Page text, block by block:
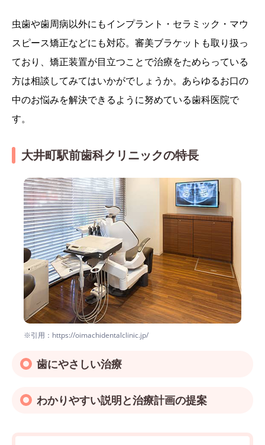
虫歯や歯周病以外にもインプラント・セラミック・マウ
スピース矯正などにも対応。審美ブラケットも取り扱っ
ており、矯正装置が目立つことで治療をためらっている
方は相談してみてはいかがでしょうか。あらゆるお口の
中のお悩みを解決できるように努めている歯科医院で
す。
大井町駅前歯科クリニックの特長
※引用：https://oimachidentalclinic.jp/
歯にやさしい治療
わかりやすい説明と治療計画の提案